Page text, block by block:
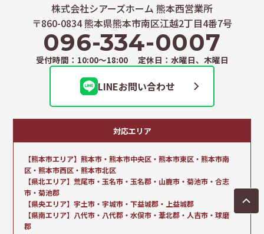
株式会社シアーズホーム 熊本西営業所
〒860-0834 熊本県熊本市南区江越2丁目4番7号
096-334-0007
受付時間：10:00～18:00 定休日：水曜日、木曜日
LINEお問い合わせ
対応エリア
【熊本市エリア】熊本市・熊本市中央区・熊本市東区・熊本市南
区・熊本市西区・熊本市北区
【県北エリア】荒尾市・玉名市・玉名郡・山鹿市・菊池市・合志
市・菊池郡
【県央エリア】宇土市・宇城市・下益城郡・上益城郡
【県南エリア】八代市・八代郡・水俣市・葦北郡・人吉市・球磨
郡